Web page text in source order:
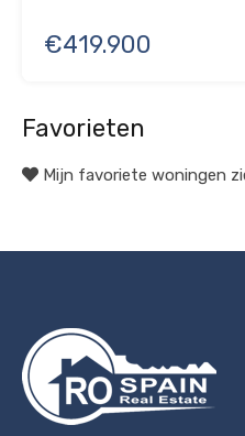
€419.900
Favorieten
Mijn favoriete woningen